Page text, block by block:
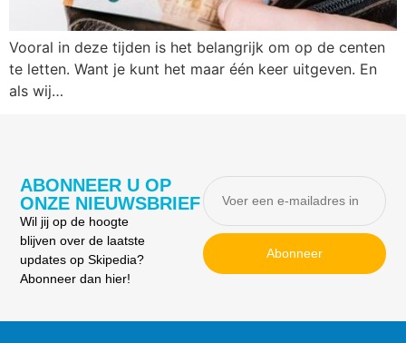
Vooral in deze tijden is het belangrijk om op de centen
te letten. Want je kunt het maar één keer uitgeven. En
als wij…
ABONNEER U OP
ONZE NIEUWSBRIEF
Wil jij op de hoogte
blijven over de laatste
updates op Skipedia?
Abonneer dan hier!
Abonneer